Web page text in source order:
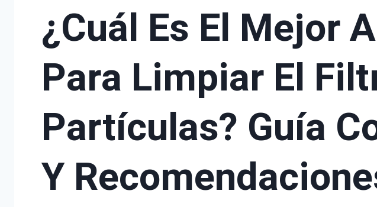
¿Cuál Es El Mejor
Para Limpiar El
Partículas? Guía
Y